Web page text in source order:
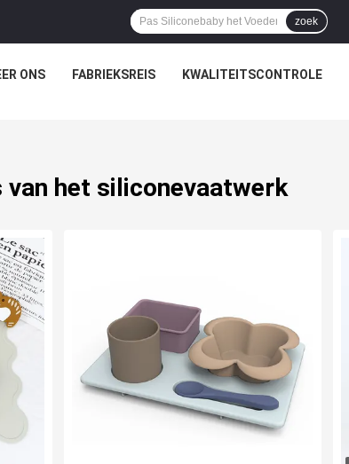
zoek
ONS FABRIEKSREIS KWALITEITSCONTROLE
van het siliconevaatwerk